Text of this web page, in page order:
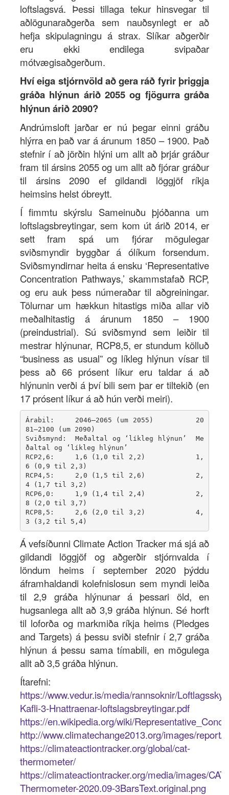
loftslagsvá. Þessi tillaga tekur hinsvegar til
aðlögunaraðgerða sem nauðsynlegt er að
hefja skipulagningu á strax. Slíkar aðgerðir
eru ekki endilega svipaðar
mótvægisaðgerðum.
Hví eiga stjórnvöld að gera ráð fyrir þriggja
gráða hlýnun árið 2055 og fjögurra gráða
hlýnun árið 2090?
Andrúmsloft jarðar er nú þegar einni gráðu
hlýrra en það var á árunum 1850 – 1900. Það
stefnir í að jörðin hlýni um allt að þrjár gráður
fram til ársins 2055 og um allt að fjórar gráður
til ársins 2090 ef gildandi löggjöf ríkja
heimsins helst óbreytt.
Í fimmtu skýrslu Sameinuðu þjóðanna um
loftslagsbreytingar, sem kom út árið 2014, er
sett fram spá um fjórar mögulegar
sviðsmyndir byggðar á ólíkum forsendum.
Sviðsmyndirnar heita á ensku ‘Representative
Concentration Pathways,’ skammstafað RCP,
og eru auk þess númeraðar til aðgreiningar.
Tölurnar um hækkun hitastigs miða allar við
meðalhitastig á árunum 1850 – 1900
(preindustrial). Sú sviðsmynd sem leiðir til
mestrar hlýnunar, RCP8,5, er stundum kölluð
“business as usual” og líkleg hlýnun vísar til
þess að 66 prósent líkur eru taldar á að
hlýnunin verði á því bili sem þar er tiltekið (en
17 prósent líkur á að hún verði meiri).
Árabil:     2046–2065 (um 2055)          20
81–2100 (um 2090)
Sviðsmynd:  Meðaltal og ‘líkleg hlýnun’  Me
ðaltal og ‘líkleg hlýnun’
RCP2,6:     1,6 (1,0 til 2,2)            1,
6 (0,9 til 2,3)
RCP4,5:     2,0 (1,5 til 2,6)            2,
4 (1,7 til 3,2)
RCP6,0:     1,9 (1,4 til 2,4)            2,
8 (2,0 til 3,7)
RCP8,5:     2,6 (2,0 til 3,2)            4,
Á vefsíðunni Climate Action Tracker má sjá að
gildandi löggjöf og aðgerðir stjórnvalda í
löndum heims í september 2020 þýddu
áframhaldandi kolefnislosun sem myndi leiða
til 2,9 gráða hlýnunar á þessari öld, en
hugsanlega allt að 3,9 gráða hlýnun. Sé horft
til loforða og markmiða ríkja heims (Pledges
and Targets) á þessu sviði stefnir í 2,7 gráða
hlýnun á þessu sama tímabili, en mögulega
allt að 3,5 gráða hlýnun.
Ítarefni:
https://www.vedur.is/media/rannsoknir/
Kafli-3-Hnattraenar-loftslagsbreytingar.pdf
https://en.wikipedia.org/wiki/
http://www.climatechange2013.org/images/
https://climateactiontracker.org/global/cat-
thermometer/
https://climateactiontracker.org/media/images/CAT-
Thermometer-2020.09-3BarsText.original.png